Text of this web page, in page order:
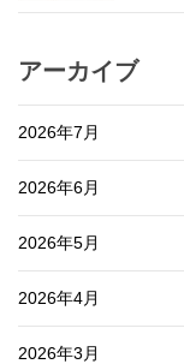
アーカイブ
2026年7月
2026年6月
2026年5月
2026年4月
2026年3月